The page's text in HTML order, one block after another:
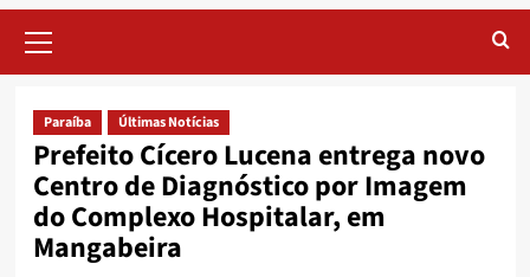
Menu
Paraíba Últimas Notícias
Prefeito Cícero Lucena entrega novo
Centro de Diagnóstico por Imagem
do Complexo Hospitalar, em
Mangabeira